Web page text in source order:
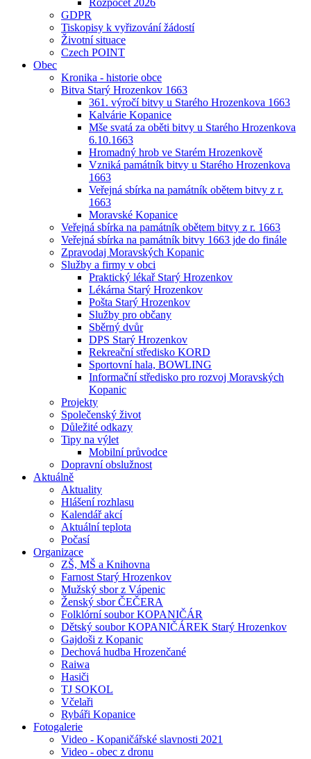
Rozpočet 2026
GDPR
Tiskopisy k vyřizování žádostí
Životní situace
Czech POINT
Obec
Kronika - historie obce
Bitva Starý Hrozenkov 1663
361. výročí bitvy u Starého Hrozenkova 1663
Kalvárie Kopanice
Mše svatá za oběti bitvy u Starého Hrozenkova
6.10.1663
Hromadný hrob ve Starém Hrozenkově
Vzniká památník bitvy u Starého Hrozenkova
1663
Veřejná sbírka na památník obětem bitvy z r.
1663
Moravské Kopanice
Veřejná sbírka na památník obětem bitvy z r. 1663
Veřejná sbírka na památník bitvy 1663 jde do finále
Zpravodaj Moravských Kopanic
Služby a firmy v obci
Praktický lékař Starý Hrozenkov
Lékárna Starý Hrozenkov
Pošta Starý Hrozenkov
Služby pro občany
Sběrný dvůr
DPS Starý Hrozenkov
Rekreační středisko KORD
Sportovní hala, BOWLING
Informační středisko pro rozvoj Moravských
Kopanic
Projekty
Společenský život
Důležité odkazy
Tipy na výlet
Mobilní průvodce
Dopravní obslužnost
Aktuálně
Aktuality
Hlášení rozhlasu
Kalendář akcí
Aktuální teplota
Počasí
Organizace
ZŠ, MŠ a Knihovna
Farnost Starý Hrozenkov
Mužský sbor z Vápenic
Ženský sbor ČEČERA
Folklórní soubor KOPANIČÁR
Dětský soubor KOPANIČÁREK Starý Hrozenkov
Gajdoši z Kopanic
Dechová hudba Hrozenčané
Raiwa
Hasiči
TJ SOKOL
Včelaři
Rybáři Kopanice
Fotogalerie
Video - Kopaničářské slavnosti 2021
Video - obec z dronu